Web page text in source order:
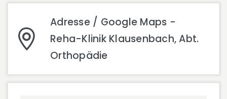
Adresse / Google Maps -
Reha-Klinik Klausenbach, Abt.
Orthopädie